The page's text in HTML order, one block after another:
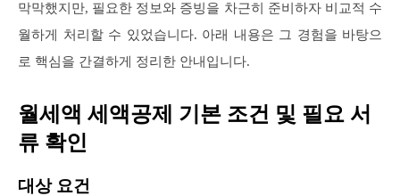
막막했지만, 필요한 정보와 증빙을 차근히 준비하자 비교적 수
월하게 처리할 수 있었습니다. 아래 내용은 그 경험을 바탕으
로 핵심을 간결하게 정리한 안내입니다.
월세액 세액공제 기본 조건 및 필요 서
류 확인
대상 요건